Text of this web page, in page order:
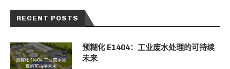
RECENT POSTS
预糊化 E1404：工业废水处理的可持续
未来